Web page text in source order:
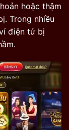
hoặc thậm
Trong nhiều
điện tử bị